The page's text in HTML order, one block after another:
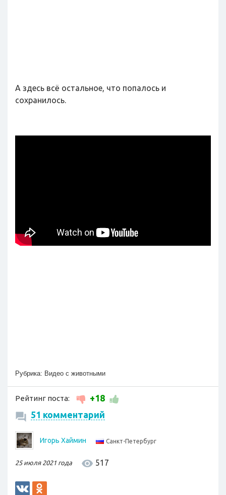
А здесь всё остальное, что попалось и
сохранилось.
Рубрика: Видео с животными
Рейтинг поста:
+18
51 комментарий
Игорь Хаймин Санкт-Петербург
25 июля 2021 года 517